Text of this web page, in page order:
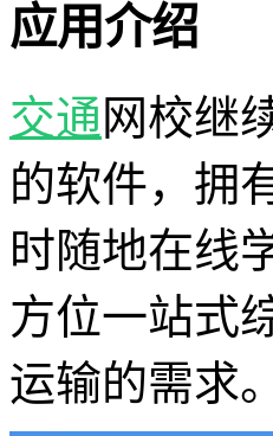
应用介绍
交通 网校继
的软件，拥
时随地在线
方位一站式
运输的需求。